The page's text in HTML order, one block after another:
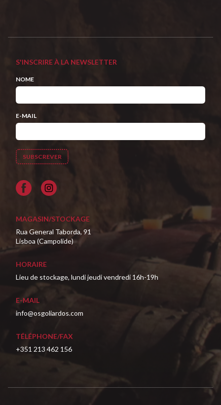
S'INSCRIRE À LA NEWSLETTER
NOME
E-MAIL
Facebook
MAGASIN/STOCKAGE
Rua General Taborda, 91
Lisboa (Campolide)
HORAIRE
Lieu de stockage, lundi jeudi vendredi 16h-19h
E-MAIL
info@osgoliardos.com
TÉLÉPHONE/FAX
+351 213 462 156